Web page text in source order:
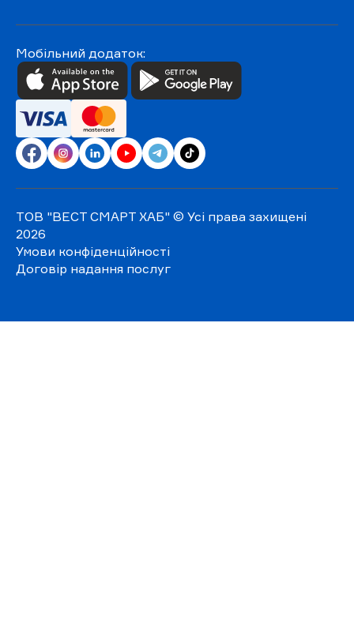
Мобільний додаток:
ТОВ "ВЕСТ СМАРТ ХАБ" © Усі права захищені
2026
Умови конфіденційності
Договір надання послуг